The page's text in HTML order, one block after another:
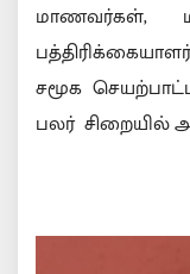
மாணவர்கள்,
சமூக
பலர் சிறையில்